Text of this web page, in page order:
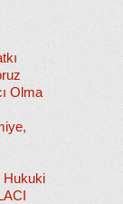
Olma
Hukuki